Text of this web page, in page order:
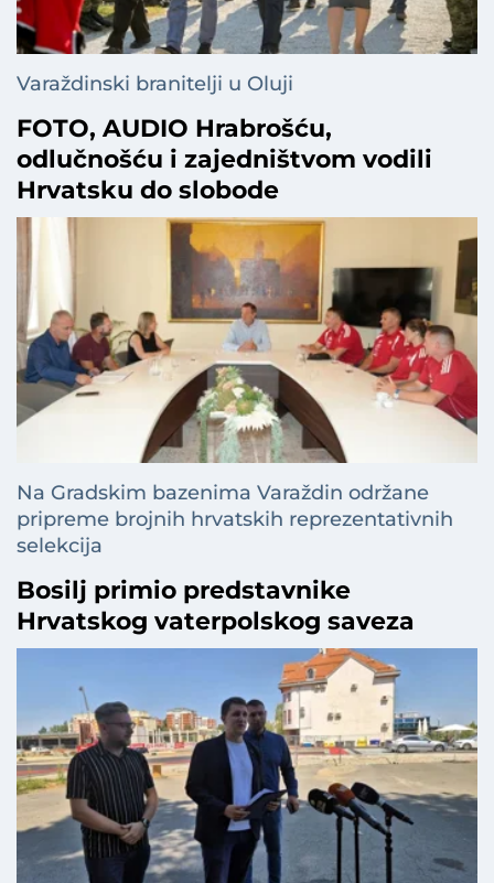
Varaždinski branitelji u Oluji
FOTO, AUDIO Hrabrošću,
odlučnošću i zajedništvom vodili
Hrvatsku do slobode
Na Gradskim bazenima Varaždin održane
pripreme brojnih hrvatskih reprezentativnih
selekcija
Bosilj primio predstavnike
Hrvatskog vaterpolskog saveza